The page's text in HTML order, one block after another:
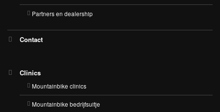
Partners en dealership
Contact
Clinics
Mountainbike clinics
Mountainbike bedrijfsuitje